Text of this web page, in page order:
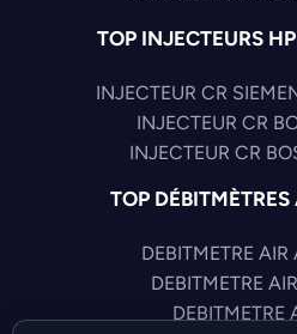
TOP INJECTEURS
INJECTEUR CR
INJECTEUR CR
INJECTEUR CR
TOP
DEBITMETRE
DEBITMETRE
DEBITMETRE